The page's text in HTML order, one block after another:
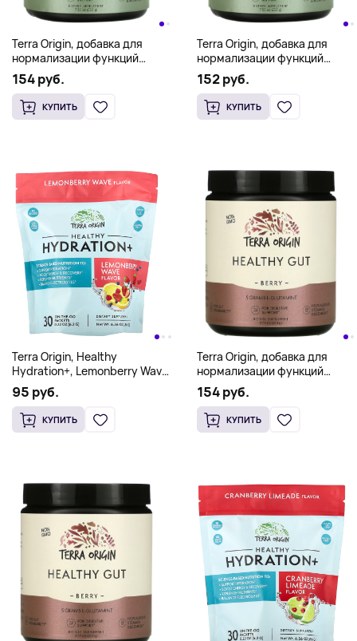
Terra Origin, добавка для
нормализации функций
желудочно-кишечного
тракта, вкус мяты, 222 г (7,83
унции)
154 руб.
КУПИТЬ
Terra Origin, добавка для
нормализации функций
желудочно-кишечного
тракта, вкус мяты, 222 г (7,83
унции)
152 руб.
КУПИТЬ
Terra Origin, Healthy
Hydration+, Lemonberry Wave,
добавка On the Go, 30
пакетиков по 6,2 г (0,22
унции)
95 руб.
КУПИТЬ
Terra Origin, добавка для
нормализации функций
желудочно-кишечного
тракта, вкус ягод, 243 г (8,57
унции)
154 руб.
КУПИТЬ